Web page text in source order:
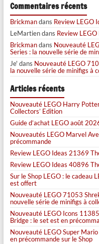
Commentaires récents
Brickmandans Review LEGO
LeMartiendans Review
Brickmandans Nouveauté
Series : la nouvelle série de
Je' dans Nouveauté LEGO
la nouvelle série de minifigs à
Articles récents
Nouveauté LEGO Harry
Collectors’ Edition
Guide d’achat LEGO août
Nouveautés LEGO Marvel
précommande
Review LEGO Ideas 21369
Review LEGO Ideas 40896
Sur le Shop LEGO : le cadeau
est offert
Nouveauté LEGO 71053
nouvelle série de minifigs à
Nouveauté LEGO Icons
Bridge : le set est en
Nouveauté LEGO Super
en précommande sur le Shop